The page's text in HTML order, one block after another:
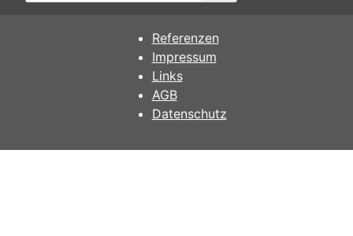
Referenzen
Impressum
Links
AGB
Datenschutz